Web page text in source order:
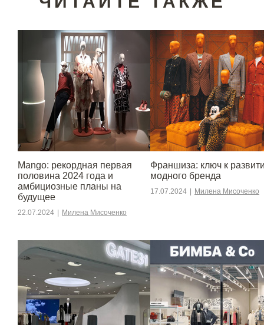
Mango: рекордная первая
половина 2024 года и
амбициозные планы на
будущее
22.07.2024 Милена Мисоченко
Франшиза: ключ к
модного бренда
17.07.2024 Милена Мисоченко